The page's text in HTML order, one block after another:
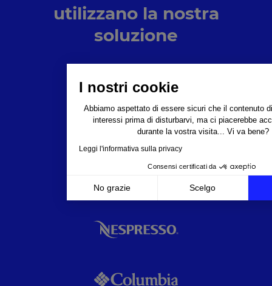
I nostri cookie
Abbiamo aspettato di essere sicuri che il contenuto
interessi prima di disturbarvi, ma ci piacerebbe
durante la vostra visita... Vi va bene?
Leggi l'informativa sulla privacy
Consensi certificati da
No grazie
Scelgo
La nostra piattaforma ti consente di personalizzare
utilizzano la nostra
soluzione